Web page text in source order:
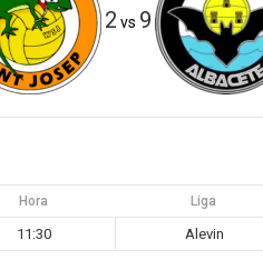
2 vs 9
Hora Liga
11:30 Alevin